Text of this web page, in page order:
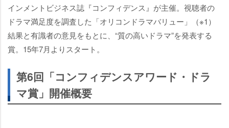
インメントビジネス誌『コンフィデンス』が主催。視聴者の
ドラマ満足度を調査した「オリコンドラマバリュー」（※1）
結果と有識者の意見をもとに、“質の高いドラマ”を発表する
賞。15年7月よりスタート。
第6回「コンフィデンスアワード・ドラ
マ賞」開催概要